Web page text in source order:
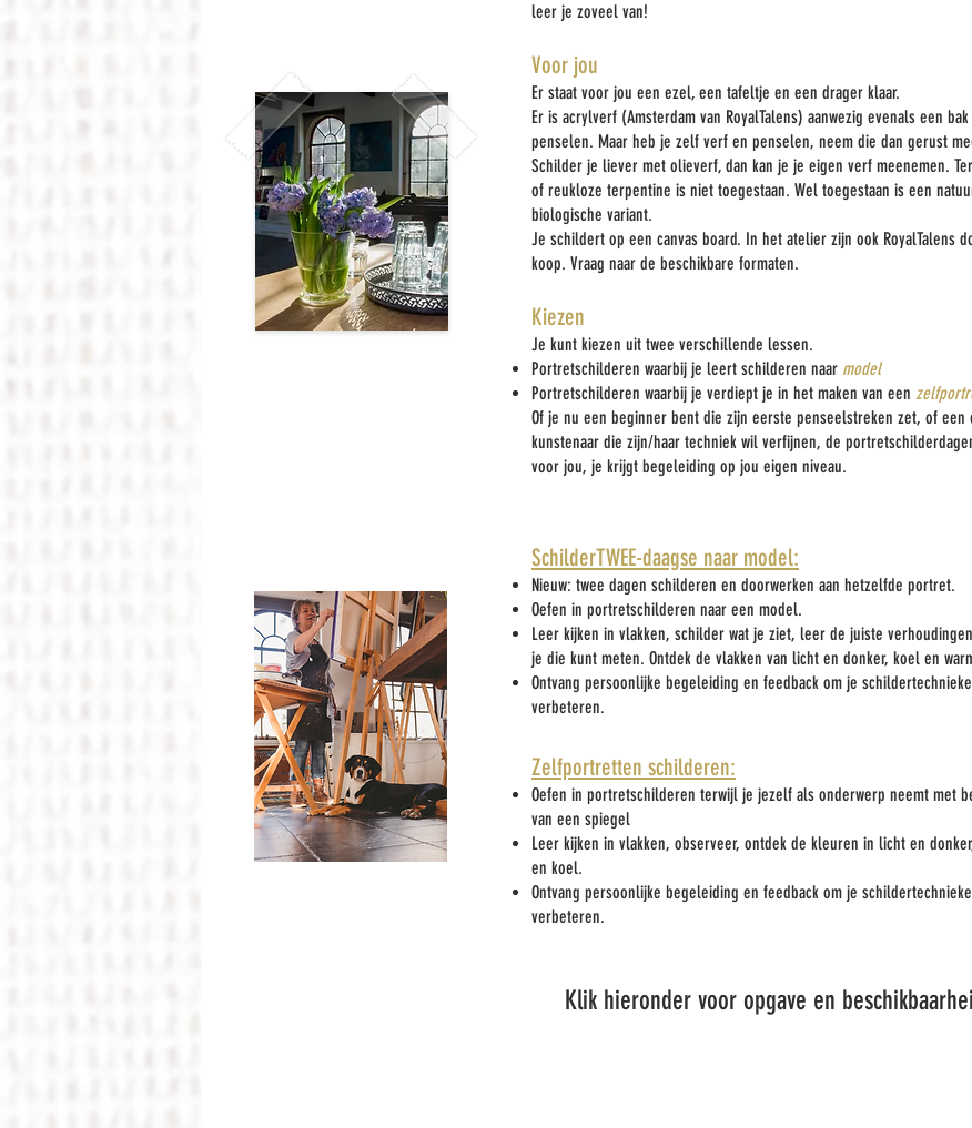
leer je zoveel van!
Voor jou
Er staat voor jou een ezel, een tafeltje en een drager klaar.
Er is acrylverf (Amsterdam van RoyalTalens) aanwezig evenals een
penselen. Maar heb je zelf verf en penselen, neem die dan gerust
Schilder je liever met olieverf, dan kan je je eigen verf meenemen.
of reukloze terpentine is niet toegestaan. Wel toegestaan is een
biologische variant.
Je schildert op een canvas board. In het atelier zijn ook RoyalTalens
koop. Vraag naar de beschikbare formaten.
Kiezen
Je kunt kiezen uit twee verschillende lessen.
Portretschilderen waarbij je leert schilderen naar model
Portretschilderen waarbij je verdiept je in het maken van een
Of je nu een beginner bent die zijn eerste penseelstreken zet, of een
kunstenaar die zijn/haar techniek wil verfijnen, de
voor jou, je krijgt begeleiding op jou eigen niveau.
SchilderTWEE-daagse naar model:
Nieuw: twee dagen schilderen en doorwerken aan hetzelfde portret.
Oefen in portretschilderen naar een model.
Leer kijken in vlakken, schilder wat je ziet, leer de juiste
je die kunt meten. Ontdek de vlakken van licht en donker, koel en
Ontvang persoonlijke begeleiding en feedback om je
verbeteren.
Zelfportretten schilderen:
Oefen in portretschilderen terwijl je jezelf als onderwerp neemt met
van een spiegel
Leer kijken in vlakken, observeer, ontdek de kleuren in licht en
en koel.
Ontvang persoonlijke begeleiding en feedback om je
verbeteren.
​Klik hieronder voor opgave en